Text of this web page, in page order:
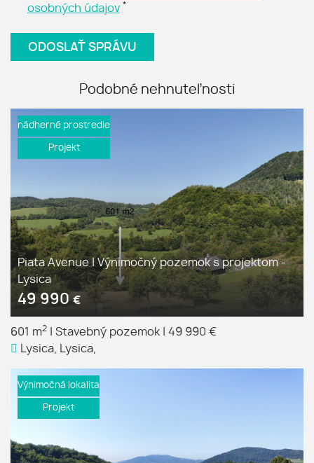
osobných údajov *
Podobné nehnuteľnosti
nádherné prostredie
Projekt
Piata Avenue | Výnimočný pozemok s projektom -
Lysica
49 990€
601 m2 Stavebný pozemok
49 990 €
Lysica, Lysica,
Výnimočná lokalita
Projekt